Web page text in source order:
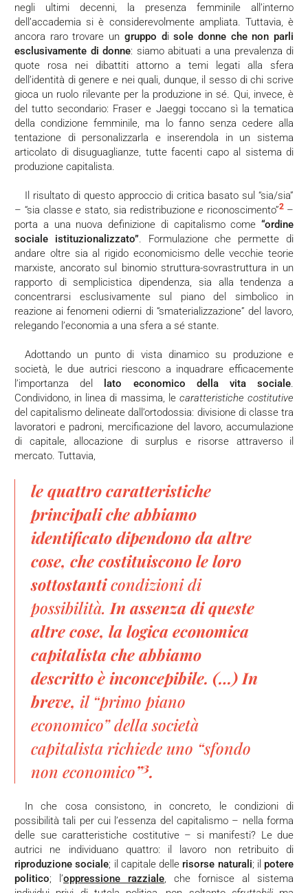
negli ultimi decenni, la presenza femminile all’interno
dell’accademia si è considerevolmente ampliata. Tuttavia, è
ancora raro trovare un gruppo disole donne che non parli
esclusivamente di donne: siamo abituati a una prevalenza di
quote rosa nei dibattiti attorno a temi legati alla sfera
dell’identità di genere e nei quali, dunque, il sesso di chi scrive
gioca un ruolo rilevante per la produzione in sé. Qui, invece, è
del tutto secondario: Fraser e Jaeggi toccano sì la tematica
della condizione femminile, ma lo fanno senza cedere alla
tentazione di personalizzarla e inserendola in un sistema
articolato di disuguaglianze, tutte facenti capo al sistema di
produzione capitalista.
Il risultato di questo approccio di critica basato sul “sia/sia”
– “sia classee stato, sia redistribuzionee riconoscimento”2 –
porta a una nuova definizione di capitalismo come “ordine
sociale istituzionalizzato”. Formulazione che permette di
andare oltre sia al rigido economicismo delle vecchie teorie
marxiste, ancorato sul binomio struttura-sovrastruttura in un
rapporto di semplicistica dipendenza, sia alla tendenza a
concentrarsi esclusivamente sul piano del simbolico in
reazione ai fenomeni odierni di “smaterializzazione” del lavoro,
relegando l’economia a una sfera a sé stante.
Adottando un punto di vista dinamico su produzione e
società, le due autrici riescono a inquadrare efficacemente
l’importanza del
lato economico della vita sociale.
Condividono, in linea di massima, le caratteristiche costitutive
del capitalismo delineate dall’ortodossia: divisione di classe tra
lavoratori e padroni, mercificazione del lavoro, accumulazione
di capitale, allocazione di surplus e risorse attraverso il
mercato. Tuttavia,
le quattro caratteristiche
principali che abbiamo
identificato dipendono da altre
cose, che costituiscono le loro
sottostanticondizioni di
possibilità. In assenza di queste
altre cose, la logica economica
capitalista che abbiamo
descritto è inconcepibile. (…) In
breve,il “primo piano
economico” della società
capitalista richiede uno “sfondo
non economico”3.
In che cosa consistono, in concreto, le condizioni di
possibilità tali per cui l’essenza del capitalismo – nella forma
delle sue caratteristiche costitutive – si manifesti? Le due
autrici ne individuano quattro: il lavoro non retribuito di
riproduzione sociale; il capitale delle risorse naturali; il potere
politico; l’oppressione razziale, che fornisce al sistema